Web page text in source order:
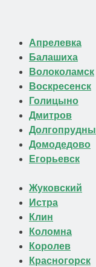
Апрелевка
Балашиха
Волоколамск
Воскресенск
Голицыно
Дмитров
Домодедово
Егорьевск
Жуковский
Истра
Клин
Коломна
Королев
Красногорск